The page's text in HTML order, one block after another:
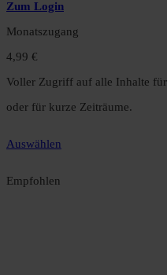
Zum Login
Monatszugang
4,99 €
Voller Zugriff auf alle Inhalte
oder für kurze Zeiträume.
Auswählen
Empfohlen